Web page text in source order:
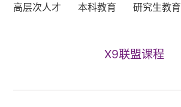
高层次人才 本科教育 研究生教育
X9联盟课程